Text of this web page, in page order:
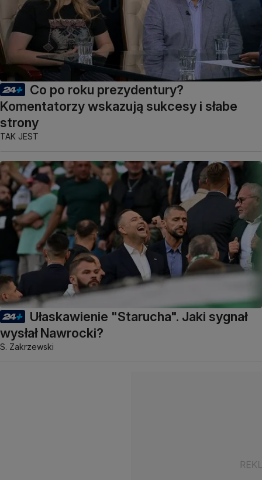
Co po roku prezydentury?
Komentatorzy wskazują sukcesy i słabe
strony
TAK JEST
Ułaskawienie "Starucha". Jaki sygnał
wysłał Nawrocki?
S. Zakrzewski